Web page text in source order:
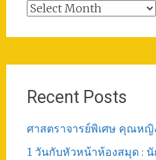
Total
Recent Posts
ศาสตราจารย์พิเศษ คุณห
1 วันกับหัวหน้าห้องสมุด :